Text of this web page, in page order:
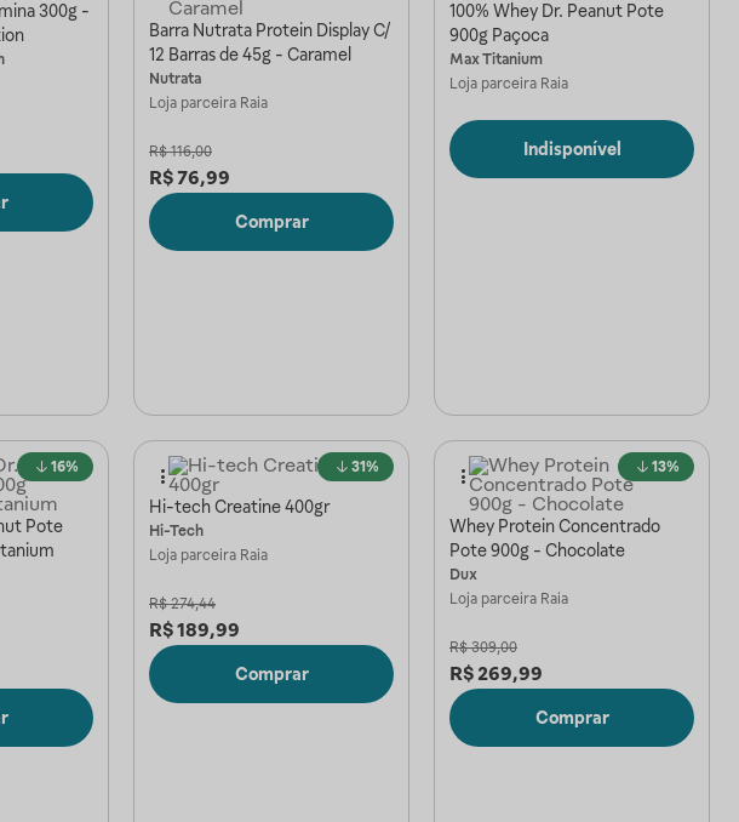
300g -
Barra Nutrata Protein Display C/
12 Barras de 45g - Caramel
Nutrata
Loja parceira Raia
R$ 116,00
R$76,99
Comprar
100% Whey Dr. Peanut Pote
900g Paçoca
Max Titanium
Loja parceira Raia
Indisponível
16%
Pote
31%
Hi-tech Creatine 400gr
Hi-Tech
Loja parceira Raia
R$ 274,44
R$189,99
Comprar
13%
Whey Protein Concentrado
Pote 900g - Chocolate
Dux
Loja parceira Raia
R$ 309,00
R$ 269,99
Comprar